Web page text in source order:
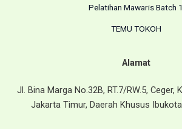
Pelatihan Mawaris Batch 1
TEMU TOKOH
Alamat
Jl. Bina Marga No.32B, RT.7/RW.5, Ceger,
Jakarta Timur, Daerah Khusus